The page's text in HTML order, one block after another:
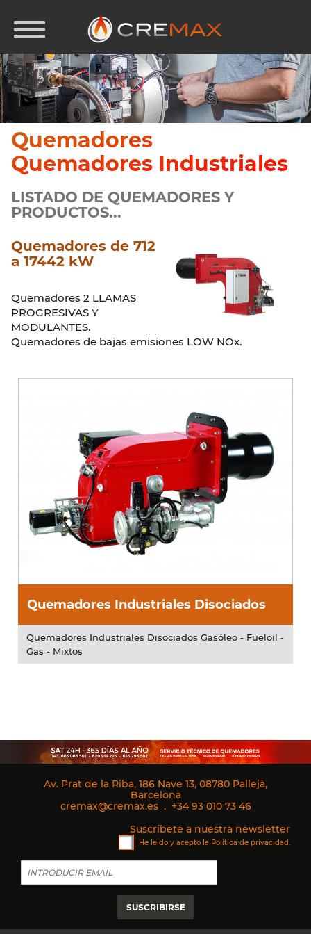
Quemadores
Quemadores Industriales
LISTADO DE QUEMADORES Y
PRODUCTOS...
Quemadores de 712
a 17442 kW
Quemadores 2 LLAMAS
PROGRESIVAS Y
MODULANTES.
Quemadores de bajas emisiones LOW NOx.
Quemadores Industriales Disociados
Quemadores Industriales Disociados Gasóleo - Fueloil -
Gas - Mixtos
Av. Prat de la Riba, 186 Nave 13, 08780 Pallejà,
Barcelona
cremax@cremax.es. +34 93 010 73 46
Suscríbete a nuestra newsletter
He leído y acepto la Política de privacidad.